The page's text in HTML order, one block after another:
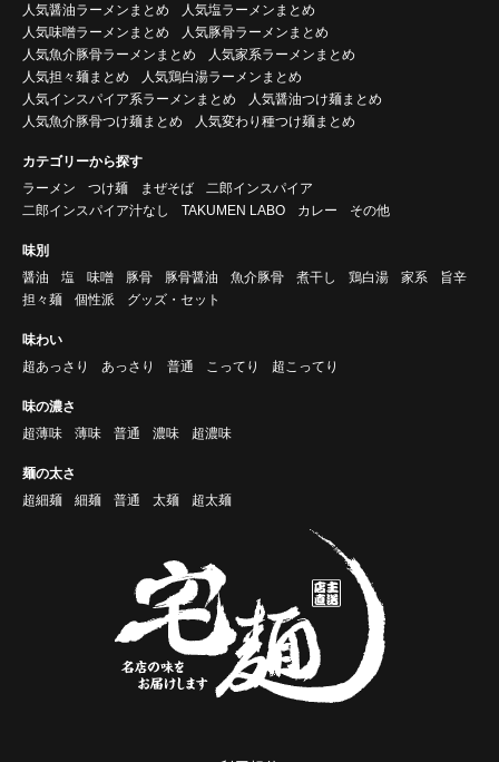
人気醤油ラーメンまとめ
人気塩ラーメンまとめ
人気味噌ラーメンまとめ
人気豚骨ラーメンまとめ
人気魚介豚骨ラーメンまとめ
人気家系ラーメンまとめ
人気担々麺まとめ
人気鶏白湯ラーメンまとめ
人気インスパイア系ラーメンまとめ
人気醤油つけ麺まとめ
人気魚介豚骨つけ麺まとめ
人気変わり種つけ麺まとめ
カテゴリーから探す
ラーメン
つけ麺 まぜそば
二郎インスパイア
二郎インスパイア汁なし
TAKUMEN LABO カレー その他
味別
醤油
塩 味噌 豚骨 豚骨醤油 魚介豚骨 煮干し 鶏白湯 家系
旨辛
担々麺
個性派 グッズ・セット
味わい
超あっさり
あっさり 普通 こってり 超こってり
味の濃さ
超薄味
薄味 普通 濃味 超濃味
麺の太さ
超細麺
細麺 普通 太麺 超太麺